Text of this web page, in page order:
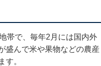
帯で、毎年2月には国内外
盛んで米や果物などの農産
す。